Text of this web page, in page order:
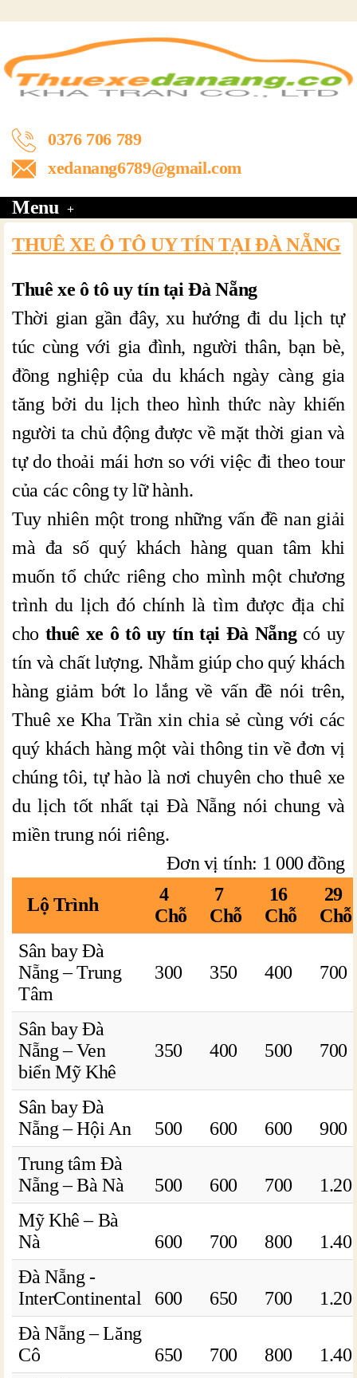
0376 706 789
xedanang6789@gmail.com
Menu
THUÊ XE Ô TÔ UY TÍN TẠI ĐÀ NẴNG
Thuê xe ô tô uy tín tại Đà Nẵng
Thời gian gần đây, xu hướng đi du lịch tự
túc cùng với gia đình, người thân, bạn bè,
đồng nghiệp của du khách ngày càng gia
tăng bởi du lịch theo hình thức này khiến
người ta chủ động được về mặt thời gian và
tự do thoải mái hơn so với việc đi theo tour
của các công ty lữ hành.
Tuy nhiên một trong những vấn đề nan giải
mà đa số quý khách hàng quan tâm khi
muốn tổ chức riêng cho mình một chương
trình du lịch đó chính là tìm được địa chỉ
cho thuê xe ô tô uy tín tại Đà Nẵng có uy
tín và chất lượng. Nhằm giúp cho quý khách
hàng giảm bớt lo lắng về vấn đề nói trên,
Thuê xe Kha Trần xin chia sẻ cùng với các
quý khách hàng một vài thông tin về đơn vị
chúng tôi, tự hào là nơi chuyên cho thuê xe
du lịch tốt nhất tại Đà Nẵng nói chung và
miền trung nói riêng.
Đơn vị tính: 1 000 đồng
Lộ Trình
4
Chỗ
7
Chỗ
16
Chỗ
29
Chỗ
Sân bay Đà
Nẵng – Trung
Tâm
300 350 400 700
Sân bay Đà
Nẵng – Ven
biển Mỹ Khê
350 400 500 700
Sân bay Đà
Nẵng – Hội An
500 600 600
900
Trung tâm Đà
Nẵng – Bà Nà
500 600 700
Mỹ Khê – Bà
Nà
600 700 800
Đà Nẵng -
InterContinental
600 650 700
Đà Nẵng – Lăng
Cô
650 700 800